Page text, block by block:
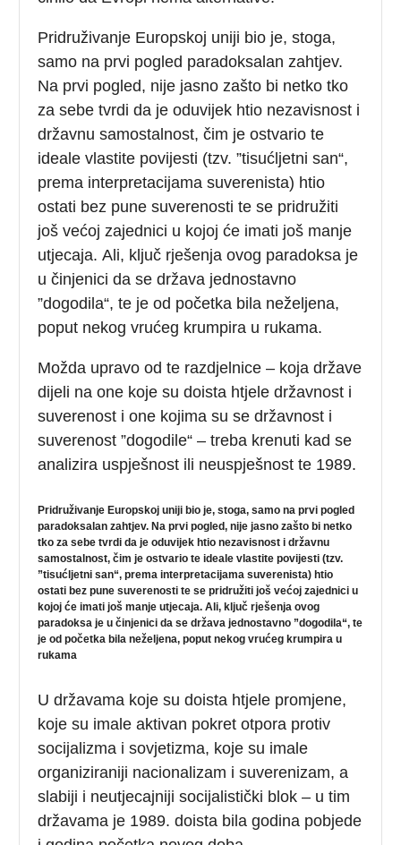
Pridruživanje Europskoj uniji bio je, stoga,
samo na prvi pogled paradoksalan zahtjev.
Na prvi pogled, nije jasno zašto bi netko tko
za sebe tvrdi da je oduvijek htio nezavisnost i
državnu samostalnost, čim je ostvario te
ideale vlastite povijesti (tzv. ”tisućljetni san“,
prema interpretacijama suverenista) htio
ostati bez pune suverenosti te se pridružiti
još većoj zajednici u kojoj će imati još manje
utjecaja. Ali, ključ rješenja ovog paradoksa je
u činjenici da se država jednostavno
”dogodila“, te je od početka bila neželjena,
poput nekog vrućeg krumpira u rukama.
Možda upravo od te razdjelnice – koja države
dijeli na one koje su doista htjele državnost i
suverenost i one kojima su se državnost i
suverenost ”dogodile“ – treba krenuti kad se
analizira uspješnost ili neuspješnost te 1989.
Pridruživanje Europskoj uniji bio je, stoga, samo na prvi pogled
paradoksalan zahtjev. Na prvi pogled, nije jasno zašto bi netko
tko za sebe tvrdi da je oduvijek htio nezavisnost i državnu
samostalnost, čim je ostvario te ideale vlastite povijesti (tzv.
”tisućljetni san“, prema interpretacijama suverenista) htio
ostati bez pune suverenosti te se pridružiti još većoj zajednici u
kojoj će imati još manje utjecaja. Ali, ključ rješenja ovog
paradoksa je u činjenici da se država jednostavno ”dogodila“, te
je od početka bila neželjena, poput nekog vrućeg krumpira u
rukama
U državama koje su doista htjele promjene,
koje su imale aktivan pokret otpora protiv
socijalizma i sovjetizma, koje su imale
organiziraniji nacionalizam i suverenizam, a
slabiji i neutjecajniji socijalistički blok – u tim
državama je 1989. doista bila godina pobjede